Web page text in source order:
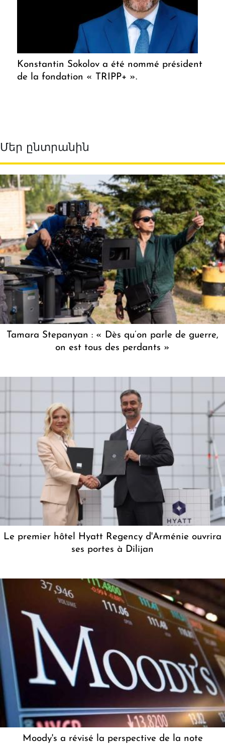
Konstantin Sokolov a été nommé président
de la fondation « TRIPP+ ».
Մեր ընտրանին
Tamara Stepanyan : « Dès qu’on parle de guerre,
on est tous des perdants »
Le premier hôtel Hyatt Regency d'Arménie ouvrira
ses portes à Dilijan
Moody's a révisé la perspective de la note